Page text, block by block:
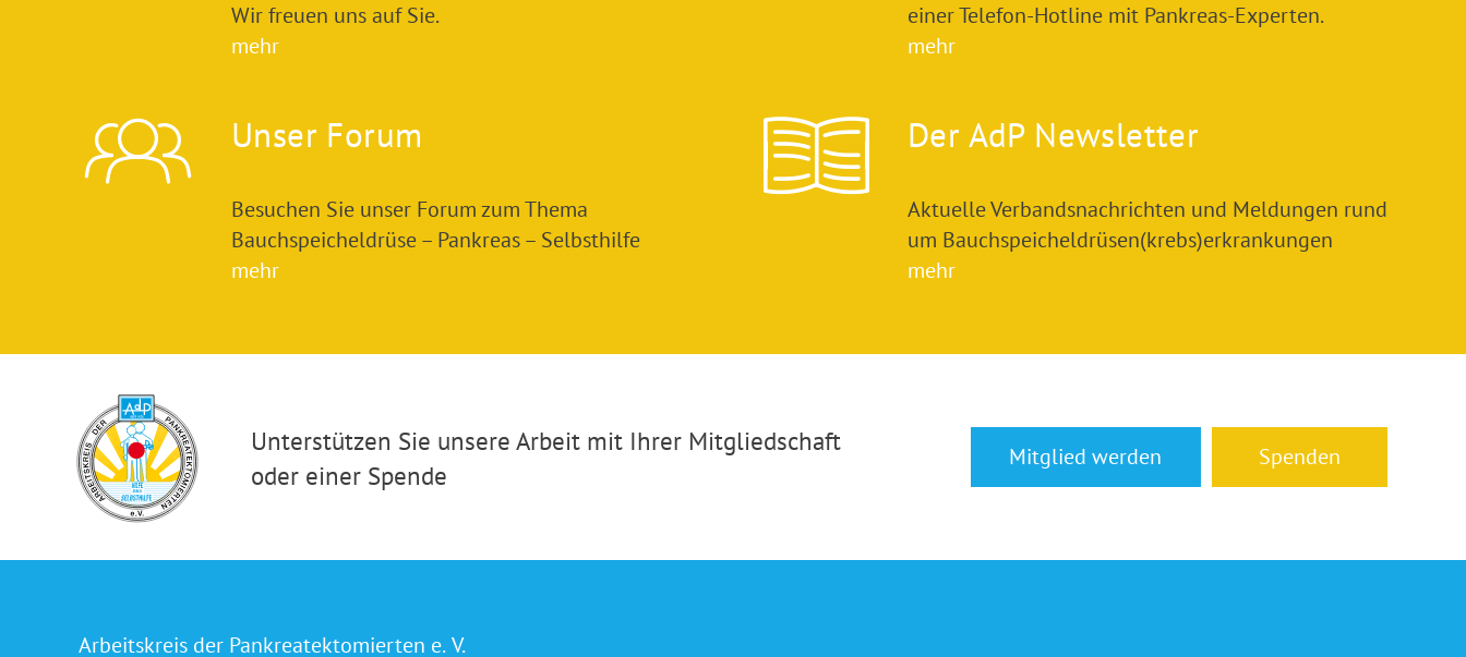
Wir freuen uns auf Sie.
mehr
einer Telefon-Hotline mit Pankreas-Experten.
mehr
Unser Forum
Besuchen Sie unser Forum zum Thema
Bauchspeicheldrüse – Pankreas – Selbsthilfe
mehr
Der AdP Newsletter
Aktuelle Verbandsnachrichten und Meldungen rund
um Bauchspeicheldrüsen(krebs)erkrankungen
mehr
Unterstützen Sie unsere Arbeit mit Ihrer Mitgliedschaft
oder einer Spende
Mitglied werden Spenden
Arbeitskreis der Pankreatektomierten e. V.